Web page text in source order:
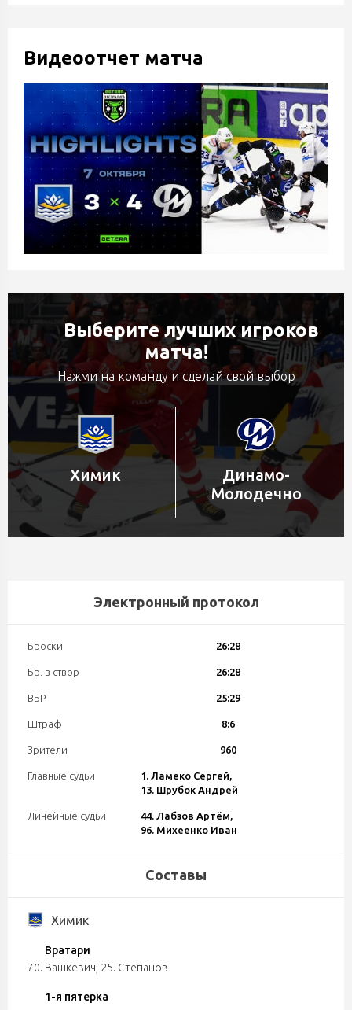
Видеоотчет матча
Выберите лучших игроков
матча!
Нажми на команду и сделай свой выбор
Химик
Динамо-
Молодечно
Электронный протокол
Броски 26:28
Бр. в створ 26:28
ВБР 25:29
Штраф 8:6
Зрители 960
Главные судьи
1. Ламеко Сергей,
13. Шрубок Андрей
Линейные судьи
44. Лабзов Артём,
96. Михеенко Иван
Составы
Химик
Вратари
70. Вашкевич 25. Степанов
1-я пятерка